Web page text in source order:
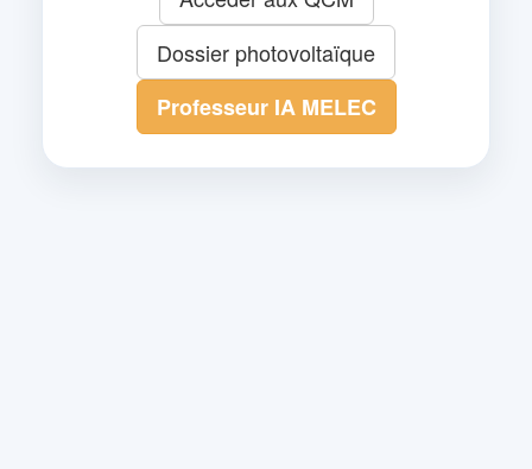
Dossier photovoltaïque
Professeur IA MELEC